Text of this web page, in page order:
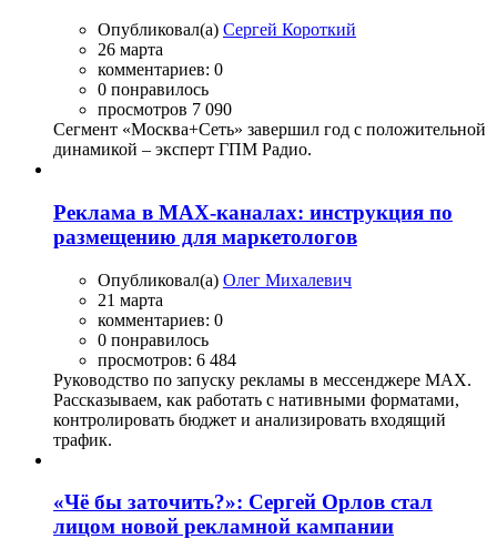
Опубликовал(а) Сергей Короткий
26 марта
комментариев: 0
0 понравилось
просмотров 7 090
Сегмент «Москва+Сеть» завершил год с положительной
динамикой – эксперт ГПМ Радио.
Реклама в MAX-каналах: инструкция по
размещению для маркетологов
Опубликовал(а) Олег Михалевич
21 марта
комментариев: 0
0 понравилось
просмотров: 6 484
Руководство по запуску рекламы в мессенджере MAX.
Рассказываем, как работать с нативными форматами,
контролировать бюджет и анализировать входящий
трафик.
«Чё бы заточить?»: Сергей Орлов стал
лицом новой рекламной кампании